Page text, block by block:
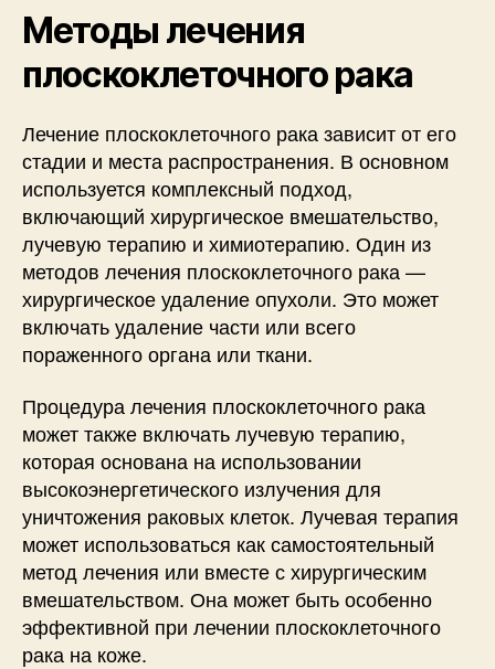
Методы лечения
плоскоклеточного рака
Лечение плоскоклеточного рака зависит от его
стадии и места распространения. В основном
используется комплексный подход,
включающий хирургическое вмешательство,
лучевую терапию и химиотерапию. Один из
методов лечения плоскоклеточного рака —
хирургическое удаление опухоли. Это может
включать удаление части или всего
пораженного органа или ткани.
Процедура лечения плоскоклеточного рака
может также включать лучевую терапию,
которая основана на использовании
высокоэнергетического излучения для
уничтожения раковых клеток. Лучевая терапия
может использоваться как самостоятельный
метод лечения или вместе с хирургическим
вмешательством. Она может быть особенно
эффективной при лечении плоскоклеточного
рака на коже.